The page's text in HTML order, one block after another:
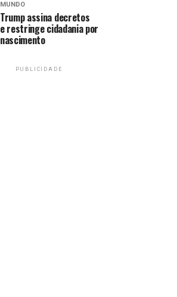
MUNDO
Trump assina decretos
e restringe cidadania por
nascimento
PUBLICIDADE